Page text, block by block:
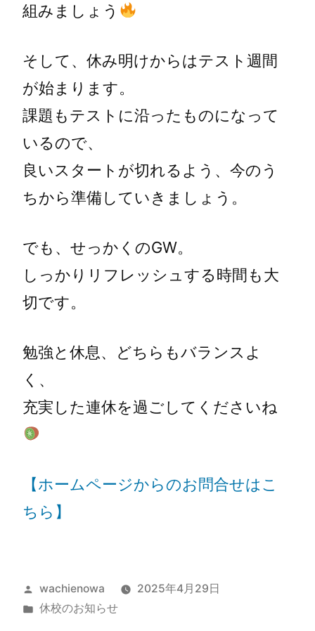
組みましょう
そして、休み明けからはテスト週間
が始まります。
課題もテストに沿ったものになって
いるので、
良いスタートが切れるよう、今のう
ちから準備していきましょう。
でも、せっかくのGW。
しっかりリフレッシュする時間も大
切です。
勉強と休息、どちらもバランスよ
く、
充実した連休を過ごしてくださいね
【ホームページからのお問合せはこ
ちら】
wachienowa
2025年4月29日
休校のお知らせ